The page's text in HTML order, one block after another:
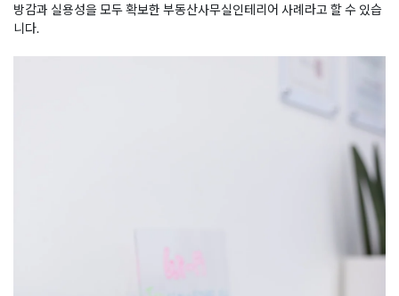
방감과 실용성을 모두 확보한 부동산사무실인테리어 사례라고 할 수 있습
니다.